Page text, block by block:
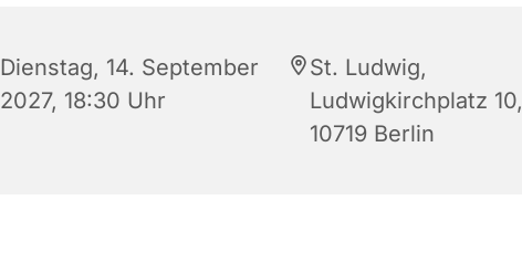
Dienstag, 14. September
2027, 18:30 Uhr
St. Ludwig,
Ludwigkirchplatz 10,
10719 Berlin